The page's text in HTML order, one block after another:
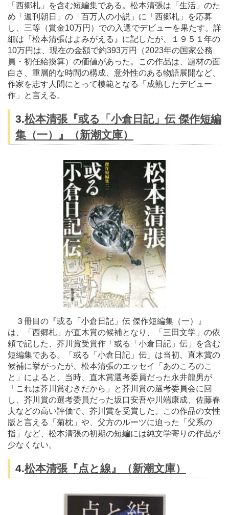
「西郷札」を含む短編集である。松本清張は「生活」のた
め「週刊朝日」の「百万人の小説」に「西郷札」を応募
し、三等（賞金10万円）での入選でデビューを果たす。詳
細は『松本清張はよみがえる』に記したが、１９５１年の
10万円は、現在の金額で約393万円（2023年の国家公務
員・初任給換算）の価値があった。この作品は、題材の面
白さ、重層的な時間の構成、意外性のある物語展開など、
作家を志す人間にとって模範となる「成熟したデビュー
作」と言える。
3.松本清張『或る「小倉日記」伝 傑作短編
集（一）』（新潮文庫）
３冊目の『或る「小倉日記」伝 傑作短編集（一）』
は、「西郷札」が直木賞の候補となり、「三田文学」の依
頼で記した、芥川賞受賞作「或る「小倉日記」伝」を含む
短編集である。「或る「小倉日記」伝」は当初、直木賞の
候補に挙がったが、松本清張のエッセイ「あのころのこ
と」によると、当時、直木賞選考委員だった永井龍男が
「これは芥川賞むきだから」と芥川賞の選考委員会に回
し、芥川賞の選考委員だった坂口安吾や川端康成、佐藤春
夫などの高い評価で、芥川賞を受賞した。この作品の女性
版と言える「菊枕」や、父方のルーツに迫った「父系の
指」など、松本清張の初期の短編には純文学寄りの作品が
少なくない。
4.松本清張『点と線』（新潮文庫）